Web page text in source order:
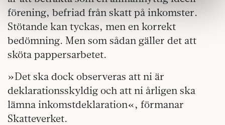
information som du har tillhandahållit eller som de har
samlat in när du har använt deras tjänster.
Om du vill läsa mer om hur vi hanterar personuppgifter
kan du göra dethär.
förening, befriad från skatt på inkomster.
Stötande kan tyckas, men en korrekt
bedömning. Men som sådan gäller det att
sköta pappersarbetet.
»Det ska dock observeras att ni är
deklarationsskyldig och att ni årligen ska
lämna inkomstdeklaration«, förmanar
Skatteverket.